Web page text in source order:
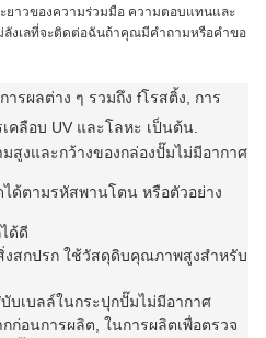
ยาวของความร่วมมือ ความตอบแทนและ
ลังเลที่จะติดต่อฉันถ้าคุณมีคําถามหรือคําขอ
ารผลต่าง ๆ รวมถึง fโรสติ้ง, การ
คลือบ UV และโลหะ เป็นต้น
สูงและกว้างของกล่องปั๊มไม่มีอากาศ
ด้ตามรหัสพานโตน หรือตัวอย่าง
ด้ดี
สกปรก ใช้วัสดุดิบคุณภาพสูงสําหรับ
บเบลล์ในกระปุกปั๊มไม่มีอากาศ
ก่อนการผลิต, ในการผลิตเพื่อตรวจ